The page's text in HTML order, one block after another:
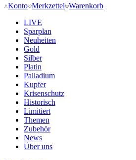
Konto Merkzettel Warenkorb
LIVE
Sparplan
Neuheiten
Gold
Silber
Platin
Palladium
Kupfer
Krisenschutz
Historisch
Limitiert
Themen
Zubehör
News
Über uns